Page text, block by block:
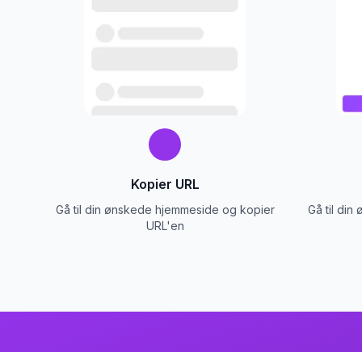
Kopier URL
Gå til din ønskede hjemmeside og kopier
URL'en
Gå til din